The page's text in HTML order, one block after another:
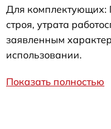
Для
строя, утрата
заявленным
использовании.
Показать полностью